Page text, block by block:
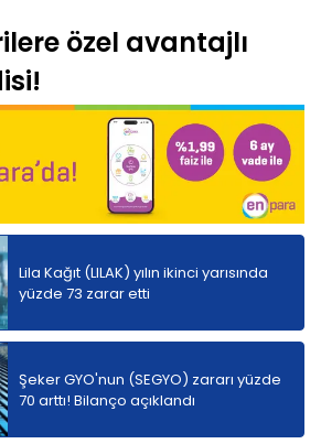
özel avantajlı
Lila Kağıt (LILAK) yılın ikinci yarısında
yüzde 73 zarar etti
Şeker GYO'nun (SEGYO) zararı yüzde
70 arttı! Bilanço açıklandı